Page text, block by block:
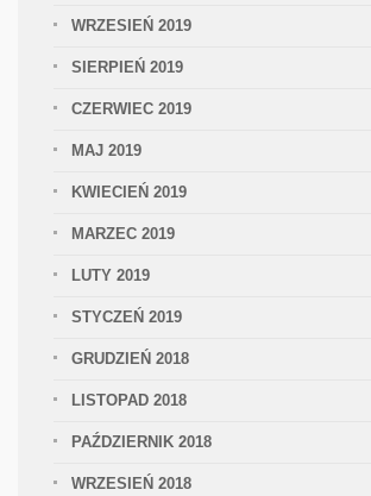
WRZESIEŃ 2019
SIERPIEŃ 2019
CZERWIEC 2019
MAJ 2019
KWIECIEŃ 2019
MARZEC 2019
LUTY 2019
STYCZEŃ 2019
GRUDZIEŃ 2018
LISTOPAD 2018
PAŹDZIERNIK 2018
WRZESIEŃ 2018